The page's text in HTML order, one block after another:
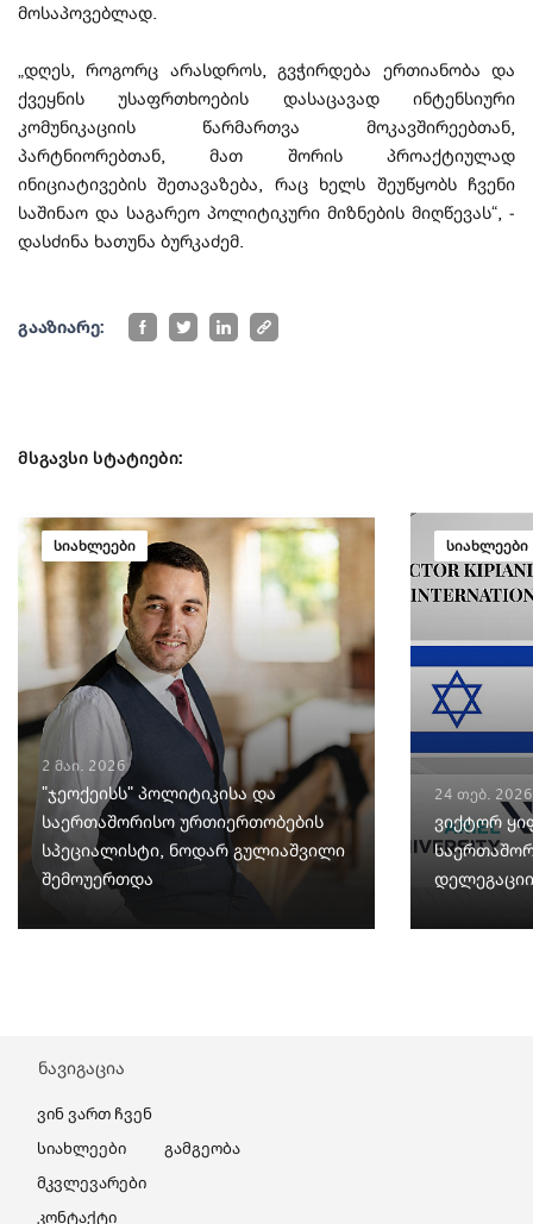
მოსაპოვებლად.
„დღეს, როგორც არასდროს, გვჭირდება ერთიანობა და
ქვეყნის უსაფრთხოების დასაცავად ინტენსიური
კომუნიკაციის წარმართვა მოკავშირეებთან,
პარტნიორებთან, მათ შორის პროაქტიულად
ინიციატივების შეთავაზება, რაც ხელს შეუწყობს ჩვენი
საშინაო და საგარეო პოლიტიკური მიზნების მიღწევას“, -
დასძინა ხათუნა ბურკაძემ.
გააზიარე:
მსგავსი სტატიები:
სიახლეები
2 მაი. 2026
"ჯეოქეისს" პოლიტიკისა და
საერთაშორისო ურთიერთობების
სპეციალისტი, ნოდარ გულიაშვილი
შემოუერთდა
სიახლეები
24 თებ. 2026
ვიქტორ
ნავიგაცია
Ვინ Ვართ Ჩვენ
Სიახლეები
Გამგეობა
Მკვლევარები
Კონტაქტი